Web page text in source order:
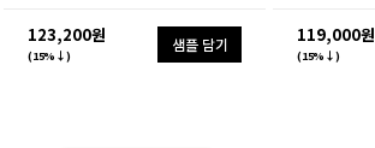
123,200원
(15%↓)
샘플 담기 119,000원
(15%↓)